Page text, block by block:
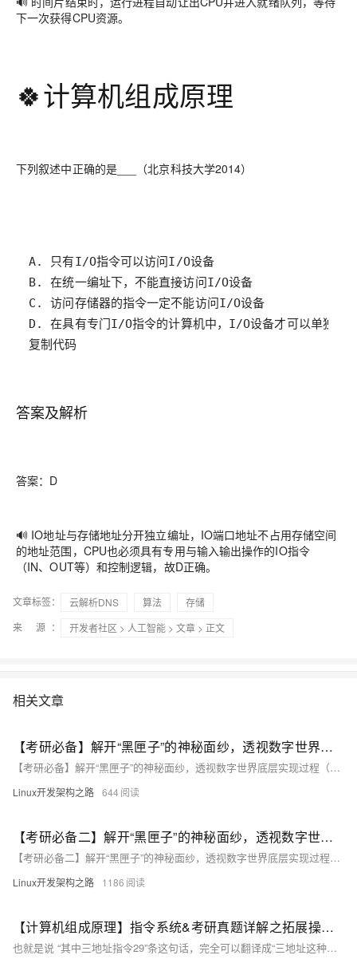
下一次获得CPU资源。
🍀计算机组成原理
下列叙述中正确的是___（北京科技大学2014）
A. 只有I/O指令可以访问I/O设备
复制代码
答案及解析
答案：D
🔊 IO地址与存储地址分开独立编址，IO端口地址不占用存储空间
的地址范围，CPU也必须具有专用与输入输出操作的IO指令
（IN、OUT等）和控制逻辑，故D正确。
文章标签： 云解析DNS 算法
存储
来 源：
开发者社区 > 人工智能 > 文章 > 正文
相关文章
【考研必备】解开“黑匣子”的神秘面纱，透视数字世界底层实现过程（计算机组成原理）（下）
【考研必备】解开“黑匣子”的神秘面纱，透视数字世界底层实现过程（计算机组成原理）
Linux开发架构之路 644
【考研必备二】解开“黑匣子”的神秘面纱，透视数字世界底层实现过程（计算机组成原理）（下）
【考研必备二】解开“黑匣子”的神秘面纱，透视数字世界底层实现过程（计算机组成原理）
Linux开发架构之路 1186
【计算机组成原理】指令系统&考研真题详解之拓展操作码！
也就是说 “其中三地址指令29”条这句话，完全可以翻译成“三地址这种类型的指令一共能有29种不同的可能性” 这样说就清晰多 因为这就意味着 我们需要用若干个字节 来表示这29种不同的可能性 然后又已知每一个字节位能表示的可能性是2种（0/1），那么我们想有多少个字节可以表示29种不同的可能呢？最少5种 （因为2的4次方=16<29），2^5=32＞29，也就是说有32-29=3种可能性是不在三地址指令这种类型的指令集里面的，所以这3 种余出来的可能性要被利用 就在下一种 “二地址指令集”中利用到